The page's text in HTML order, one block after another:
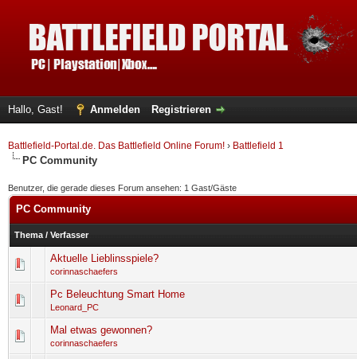
Hallo, Gast! Anmelden Registrieren
Battlefield-Portal.de. Das Battlefield Online Forum! › Battlefield 1
PC Community
Benutzer, die gerade dieses Forum ansehen: 1 Gast/Gäste
PC Community
Thema / Verfasser
Aktuelle Lieblinsspiele?
corinnaschaefers
0 Bewertung(en) - 0 von 5 durchschnittlich
Pc Beleuchtung Smart Home
Leonard_PC
0 Bewertung(en) - 0 von 5 durchschnittlich
1234
Mal etwas gewonnen?
corinnaschaefers
0 Bewertung(en) - 0 von 5 durchschnittlich